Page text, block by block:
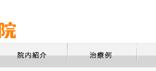
治療例